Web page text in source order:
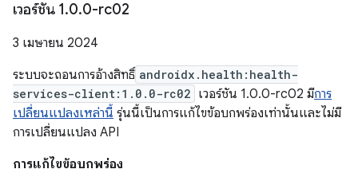
เวอร์ชัน 1.0.0-rc02
3 เมษายน 2024
ระบบจะถอนการอ้างสิทธิ์ androidx.health:health-
services-client:1.0.0-rc02 เวอร์ชัน 1.0.0-rc02 มีการ
เปลี่ยนแปลงเหล่านี้ รุ่นนี้เป็นการแก้ไขข้อบกพร่องเท่านั้นและไม่มี
การเปลี่ยนแปลง API
การแก้ไขข้อบกพร่อง